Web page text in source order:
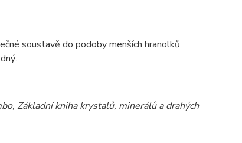
é soustavě do podoby menších hranolků
ý.
Základní kniha krystalů, minerálů a drahých